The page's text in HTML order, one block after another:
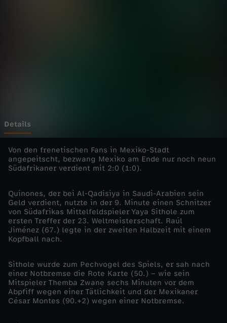
e
x
i
k
o
e
i
Details
Von den frenetischen Fans in Mexiko-Stadt
angepeitscht, bezwang Mexiko am Ende nur noch neun
Südafrikaner verdient mit 2:0 (1:0).
Quinones, der bei Al-Qadisiya in Saudi-Arabien sein
Geld verdient, nutzte in der 9. Minute einen Schnitzer
von Südafrikas Mittelfeldspieler Yaya Sithole zum
ersten Treffer der 23. Weltmeisterschaft. Raúl
Jiménez (67.) legte in der zweiten Halbzeit mit einem
Kopfball nach.
Sithole wurde zum Pechvogel des Spiels, er sah nach
einer Notbremse die Rote Karte (50.) – wie sein
Mitspieler Themba Zwane sechs Minuten vor dem
Abpfiff wegen einer Tätlichkeit und der Mexikaner
César Montes (90.+2) wegen einer Notbremse.